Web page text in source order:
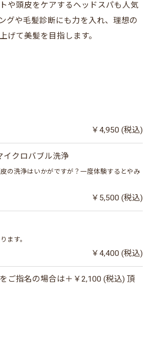
や頭皮をケアするヘッドスパも人気
グや毛髪診断にも力を入れ、理想の
げて美髪を目指します。
￥4,950 (税込)
イクロバブル洗浄
の洗浄はいかがですが？一度体験するとやみ
￥5,500 (税込)
ます。
￥4,400 (税込)
ご指名の場合は＋￥2,100 (税込) 頂